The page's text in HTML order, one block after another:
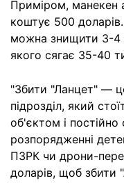
Приміром, манекен
коштує 500
можна знищити 3-4
якого сягає 35-40
"Збити "Ланцет" —
підрозділ, який
об'єктом і постійно
розпорядженні
ПЗРК чи дрони-
доларів, щоб збити